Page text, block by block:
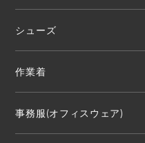
シューズ
作業着
事務服(オフィスウェア)